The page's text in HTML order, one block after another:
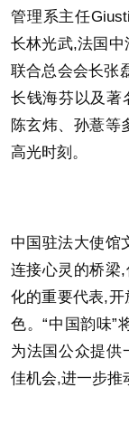
管理系主任
长林光武,法国
联合总会会长张
长钱海芬以及著
陈玄炜、孙薏等
高光时刻。
中国驻法大使馆
连接心灵的桥梁
化的重要代表,
色。“中国韵味”
为法国公众提供
佳机会,进一步推